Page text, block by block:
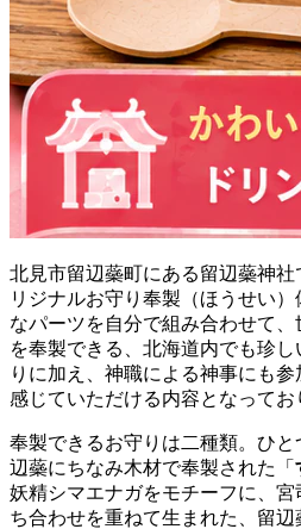
北見市留辺蘂町にある留辺蘂神
リジナルお守り奉製（ほうせい
なパーツを自分で組み合わせて
を奉製できる、北海道内でも珍
りに加え、神職による神事にも
感じていただける内容となってお
奉製できるお守りは二種類。ひ
辺蘂にちなみ木材で奉製された「
妖精シマエナガをモチーフに、
ち合わせを重ねて生まれた、留